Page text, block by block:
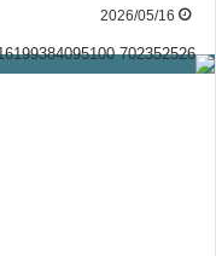
2026/05/16